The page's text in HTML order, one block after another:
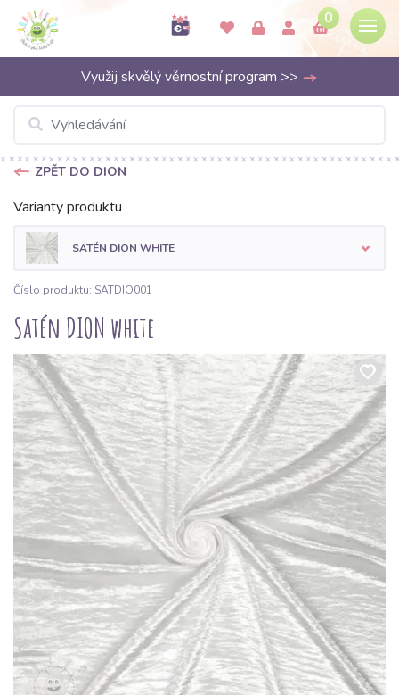
0
Využij skvělý věrnostní program >>
ZPĚT DO DION
Varianty produktu
SATÉN DION WHITE
Číslo produktu: SATDIO001
Satén DION white